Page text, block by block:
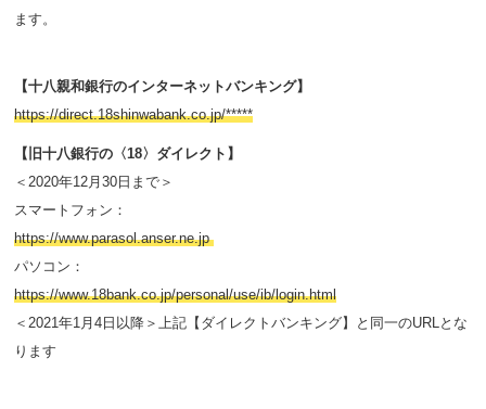
ます。
【十八親和銀行のインターネットバンキング】
https://direct.18shinwabank.co.jp/*****
【旧十八銀行の〈18〉ダイレクト】
＜2020年12月30日まで＞
スマートフォン：
https://www.parasol.anser.ne.jp
パソコン：
https://www.18bank.co.jp/personal/use/ib/login.html
＜2021年1月4日以降＞上記【ダイレクトバンキング】と同一のURLとな
ります